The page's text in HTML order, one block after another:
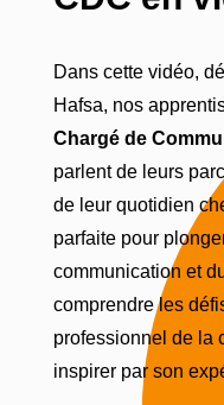
Dans cette vidéo,
Hafsa, nos
Chargé de
parlent de leurs
de leur quotidien
parfaite pour
communication et
comprendre les
professionnel de la
inspirer par son